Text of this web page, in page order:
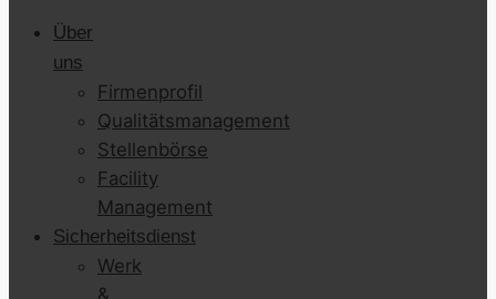
Über
uns
Firmenprofil
Qualitätsmanagement
Stellenbörse
Facility
Management
Sicherheitsdienst
Werk